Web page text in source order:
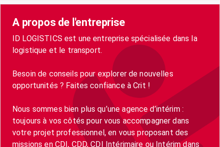
A propos de l'entreprise
ID LOGISTICS est une entreprise spécialisée dans la
logistique et le transport.
Besoin de conseils pour explorer de nouvelles
opportunités ? Faites confiance à Crit !
Nous sommes bien plus qu’une agence d’intérim :
toujours à vos côtés pour vous accompagner dans
votre projet professionnel, en vous proposant des
missions en CDI, CDD, CDI Intérimaire ou Intérim dans